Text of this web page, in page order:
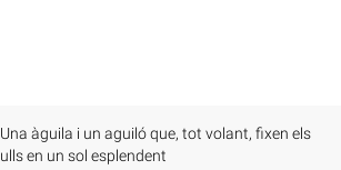
Una àguila i un aguiló que, tot volant, fixen els
ulls en un sol esplendent